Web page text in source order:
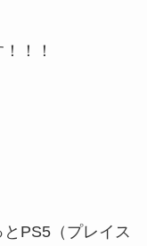
！！
PS5（プレイス